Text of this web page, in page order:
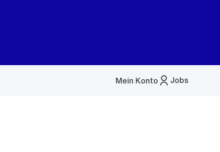
Jobs
Mein Konto
Menü